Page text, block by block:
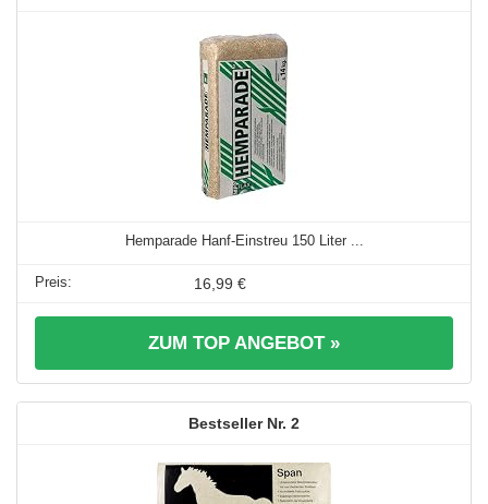
Hemparade Hanf-Einstreu 150 Liter ...
16,99 €
ZUM TOP ANGEBOT »
2